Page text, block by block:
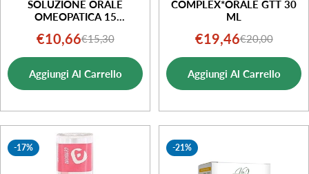
SOLUZIONE ORALE
OMEOPATICA 15
Prezzo
di
vendita
€10,66Prezzo
normale
€15,30
Aggiungi Al Carrello
COMPLEX*ORALE GTT 30
ML
Prezzo
di
vendita
€19,46Prezzo
normale
€20,00
Aggiungi Al Carrello
-17% -21%